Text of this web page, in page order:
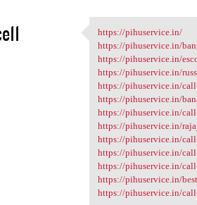
https://
https://pihuservice.in/
https://pihuservice.in/
https://pihuservice.in/
https://pihuservice.in/
https://pihuservice.in/
https://pihuservice.in/
https://pihuservice.in/
https://pihuservice.in/
https://pihuservice.in/
https://pihuservice.in/
https://pihuservice.in/
https://pihuservice.in/
https://pihuservice.in/